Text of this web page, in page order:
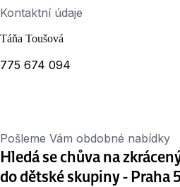
Kontaktní údaje
Táňa Toušová
775 674 094
Pošleme Vám obdobné nabídky
Hledá se chůva na
do dětské skupiny - Praha